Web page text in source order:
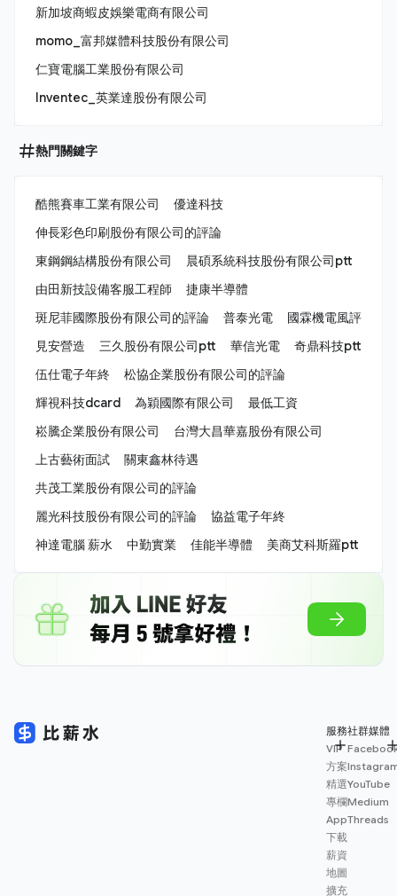
新加坡商蝦皮娛樂電商有限公司
momo_富邦媒體科技股份有限公司
仁寶電腦工業股份有限公司
Inventec_英業達股份有限公司
熱門關鍵字
酷熊賽車工業有限公司
優達科技
伸長彩色印刷股份有限公司的評論
東鋼鋼結構股份有限公司
晨碩系統科技股份有限公司ptt
由田新技設備客服工程師
捷康半導體
斑尼菲國際股份有限公司的評論
普泰光電
國霖機電風評
見安營造
三久股份有限公司ptt 華信光電
奇鼎科技ptt
伍仕電子年終
松協企業股份有限公司的評論
輝視科技dcard
為穎國際有限公司
最低工資
崧騰企業股份有限公司
台灣大昌華嘉股份有限公司
上古藝術面試
關東鑫林待遇
共茂工業股份有限公司的評論
麗光科技股份有限公司的評論
協益電子年終
神達電腦 薪水
中勤實業 佳能半導體 美商艾科斯羅ptt
服務
VIP
方案
精選
專欄
App
下載
薪資
地圖
擴充
社群媒體
YouTube
Medium
Threads